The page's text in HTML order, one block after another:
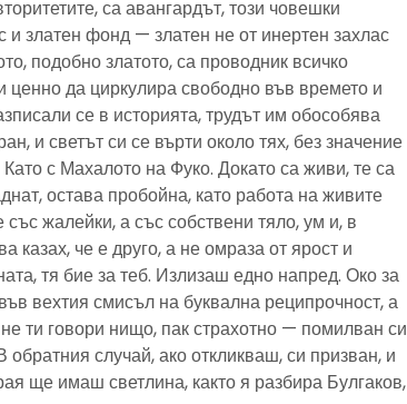
са авангардът, този човешки
и златен фонд — златен не от инертен захлас
подобно златото, са проводник всичко
ценно да циркулира свободно във времето и
се в историята, трудът им обособява
и светът си се върти около тях, без значение
с Махалото на Фуко. Докато са живи, те са
остава пробойна, като работа на живите
жалейки, а със собствени тяло, ум и, в
казах, че е друго, а не омраза от ярост и
тя бие за теб. Излизаш едно напред. Око за
вехтия смисъл на буквална реципрочност, а
ти говори нищо, пак страхотно — помилван си
обратния случай, ако откликваш, си призван, и
ще имаш светлина, както я разбира Булгаков,